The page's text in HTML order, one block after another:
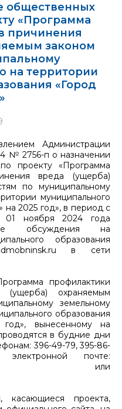
общественных
«Программа
причинения
законом
на территории
«Город
Администрации
№ 2756-п о назначении
проекту «Программа
вреда (ущерба)
по муниципальному
муниципального
на 2025 год», в период с
ноября 2024 года
обсуждения на
образования
в сети
профилактики
(ущерба) охраняемым
земельному
образования
вынесенному на
в будние дни
396-49-79, 395-86-
почте:
или
касающиеся проекта,